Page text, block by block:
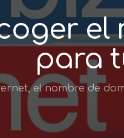
el
para
el nombre de